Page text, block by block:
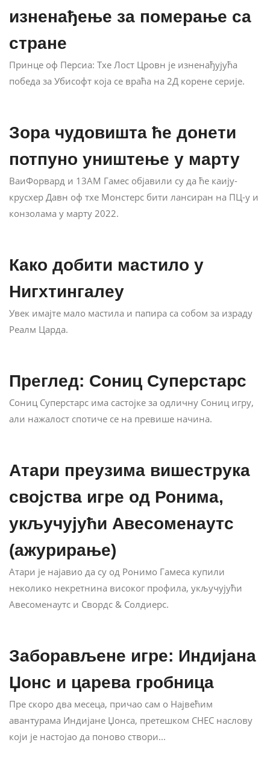
изненађење за померање са
стране
Принце оф Персиа: Тхе Лост Цровн је изненађујућа
победа за Убисофт која се враћа на 2Д корене серије.
Зора чудовишта ће донети
потпуно уништење у марту
ВаиФорвард и 13АМ Гамес објавили су да ће каију-
крусхер Давн оф тхе Монстерс бити лансиран на ПЦ-у и
конзолама у марту 2022.
Како добити мастило у
Нигхтингалеу
Увек имајте мало мастила и папира са собом за израду
Реалм Царда.
Преглед: Сониц Суперстарс
Сониц Суперстарс има састојке за одличну Сониц игру,
али нажалост спотиче се на превише начина.
Атари преузима вишеструка
својства игре од Ронима,
укључујући Авесоменаутс
(ажурирање)
Атари је најавио да су од Ронимо Гамеса купили
неколико некретнина високог профила, укључујући
Авесоменаутс и Свордс & Солдиерс.
Заборављене игре: Индијана
Џонс и царева гробница
Пре скоро два месеца, причао сам о Највећим
авантурама Индијане Џонса, претешком СНЕС наслову
који је настојао да поново створи...